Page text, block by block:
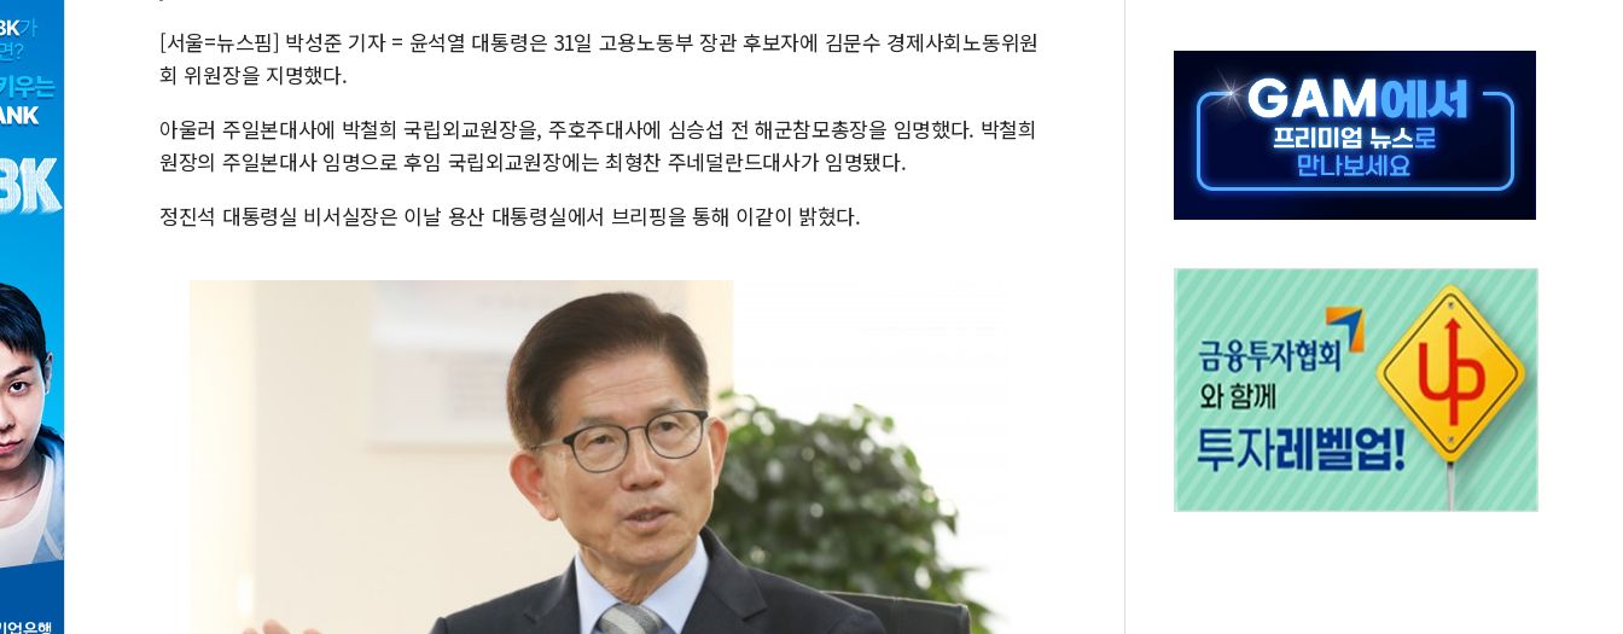
주말 무더위·열대야 지속…내륙 곳곳 소나기
오세훈 "용산공원 주택 검토, 민주당 스스로 원칙 뒤집는 것"
[서울=뉴스핌] 박성준 기자 = 윤석열 대통령은 31일 고용노동부 장관 후보자에 김문수 경제사회노동위원
회 위원장을 지명했다.
아울러 주일본대사에 박철희 국립외교원장을, 주호주대사에 심승섭 전 해군참모총장을 임명했다. 박철희
원장의 주일본대사 임명으로 후임 국립외교원장에는 최형찬 주네덜란드대사가 임명됐다.
정진석 대통령실 비서실장은 이날 용산 대통령실에서 브리핑을 통해 이같이 밝혔다.